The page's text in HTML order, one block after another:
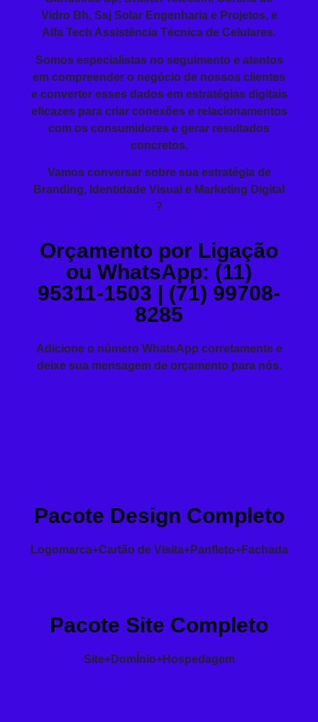
Vidro Bh, Ssj Solar Engenharia e Projetos, e
Alfa Tech Assistência Técnica de Celulares.
Somos especialistas no seguimento e atentos
em compreender o negócio de nossos clientes
e converter esses dados em estratégias digitais
eficazes para criar conexões e relacionamentos
com os consumidores e gerar resultados
concretos.
Vamos conversar sobre sua estratégia de
Branding, Identidade Visual e Marketing Digital
?
Orçamento por Ligação
ou WhatsApp: (11)
95311-1503 | (71) 99708-
8285
Adicione o número WhatsApp corretamente e
deixe sua mensagem de orçamento para nós.
Pacote Design Completo
Logomarca+Cartão de Visita+Panfleto+Fachada
Pacote Site Completo
Site+DomÍnio+Hospedagem